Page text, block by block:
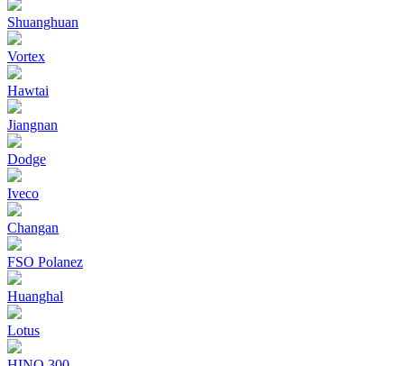
Shuanghuan
Vortex
Hawtai
Jiangnan
Dodge
Iveco
Changan
FSO Polanez
Huanghal
Lotus